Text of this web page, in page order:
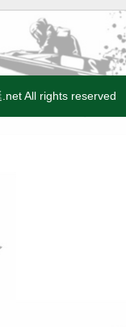
All rights reserved